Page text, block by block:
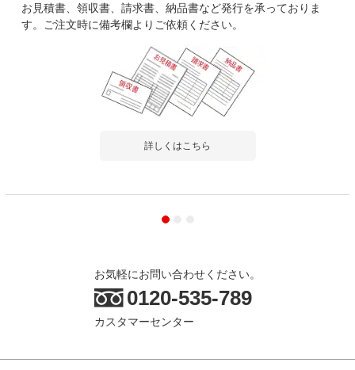
お見積書、領収書、請求書、納品書など発行を承っておりま
す。ご注文時に備考欄よりご依頼ください。
詳しくはこちら
お気軽にお問い合わせください。
0120-535-789
カスタマーセンター